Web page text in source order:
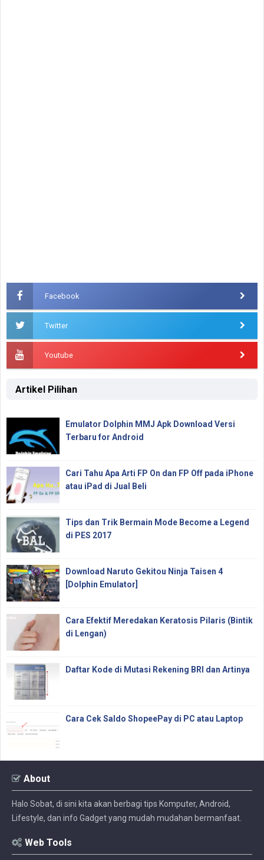
Facebook
Twitter
Youtube
Artikel Pilihan
Emulator Dolphin MMJ Apk Download Versi
Terbaru for Android
Cari Tahu Apa Arti FP On dan FP Off pada iPhone
atau iPad di Jual Beli
Tips dan Trik Bermain Mode Become a Legend
di PES 2017
Download Naruto Gekitou Ninja Taisen 4
[Dolphin Emulator]
Cara Efektif Meredakan Keratosis Pilaris (Bintik
di Lengan)
Daftar Kode di Mutasi Rekening BRI dan Artinya
Cara Cek Saldo ShopeePay di PC atau Laptop
About
Halo Sobat, di sini kita akan berbagi tips Komputer, Android,
Lifestyle, dan info Gadget yang mudah mudahan bermanfaat.
Web Tools